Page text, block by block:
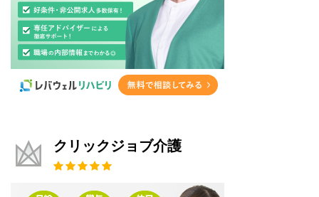
クリックジョブ介護